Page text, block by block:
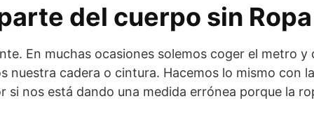
del cuerpo sin Ropa
En muchas ocasiones solemos coger el metro
nuestra cadera o cintura. Hacemos lo mismo con
si nos está dando una medida errónea porque la